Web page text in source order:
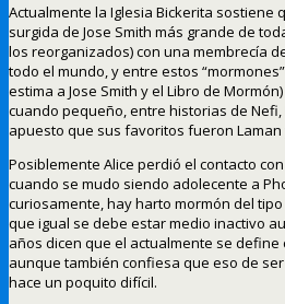
Actualmente la Iglesia Bickerita sostiene
surgida de Jose Smith más grande de
los reorganizados) con una membrecía
todo el mundo, y entre estos
estima a Jose Smith y el Libro de
cuando pequeño, entre historias de
apuesto que sus favoritos fueron
Posiblemente Alice perdió el contacto
cuando se mudo siendo adolecente a
curiosamente, hay harto mormón del
que igual se debe estar medio inactivo
años dicen que el actualmente se define
aunque también confiesa que eso de
hace un poquito difícil.